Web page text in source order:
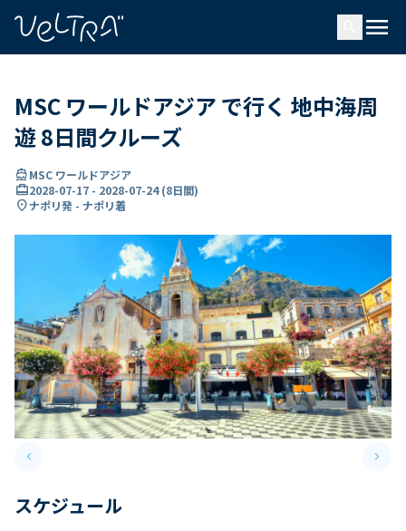
menu
MSC ワールドアジア で行く 地中海周
遊 8日間クルーズ
directions_boatMSC ワールドアジア
card_travel2028-07-17 - 2028-07-24(8日間)
location_onナポリ発 - ナポリ着
keyboard_arrow_leftPrevious slide keyboard_arrow_right
スケジュール